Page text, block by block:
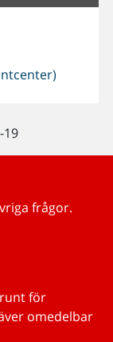
19
frågor.
för
omedelbar